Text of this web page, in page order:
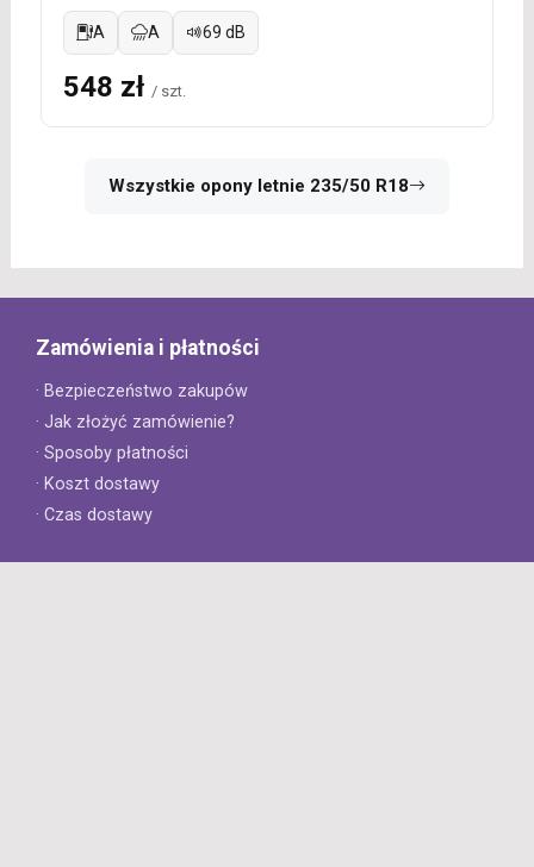
A A 69 dB
548 zł / szt.
Wszystkie opony letnie 235/50 R18
Zamówienia i płatności
· Bezpieczeństwo zakupów
· Jak złożyć zamówienie?
· Sposoby płatności
· Koszt dostawy
· Czas dostawy